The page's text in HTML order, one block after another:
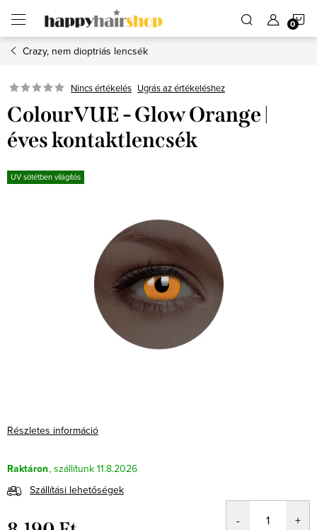
fő
tartalomhozCrazy, nem dioptriás lencsék
Nincs értékelés Ugrás az értékeléshez
ColourVUE - Glow Orange |
éves kontaktlencsék
UV sötétben világítós
Részletes információ
Raktáron
11.8.2026
Szállítási lehetőségek